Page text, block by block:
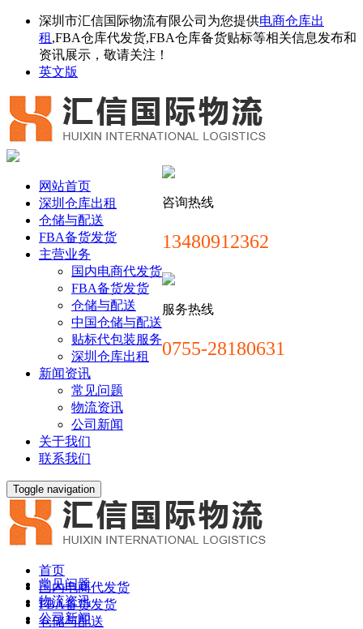
深圳市汇信国际物流有限公司为您提供电商仓库出
租 ,FBA仓库代发货,FBA仓库备货贴标等相关信息发布和
资讯展示，敬请关注！
英文版
咨询热线
13480912362
服务热线
0755-28180631
网站首页
深圳仓库出租
仓储与配送
FBA备货发货
主营业务
国内电商代发货
FBA备货发货
仓储与配送
中国仓储与配送
贴标代包装服务
深圳仓库出租
新闻资讯
常见问题
物流资讯
公司新闻
关于我们
联系我们
Toggle navigation
首页
国内电商代发货
FBA备货发货
仓储与配送
常见问题
物流资讯
公司新闻